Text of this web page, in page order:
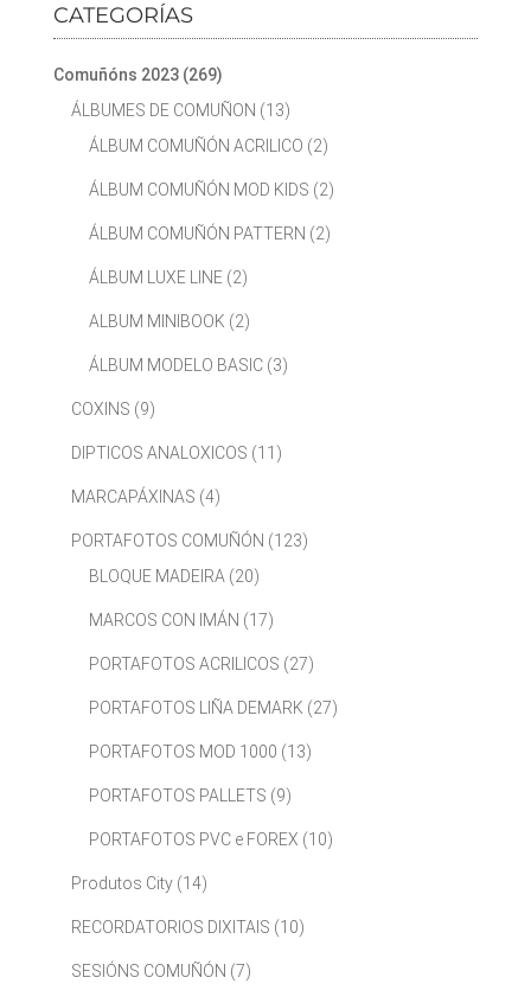
CATEGORÍAS
Comuñóns 2023 (269)
ÁLBUMES DE COMUÑON (13)
ÁLBUM COMUÑÓN ACRILICO (2)
ÁLBUM COMUÑÓN MOD KIDS (2)
ÁLBUM COMUÑÓN PATTERN (2)
ÁLBUM LUXE LINE (2)
ALBUM MINIBOOK (2)
ÁLBUM MODELO BASIC (3)
COXINS (9)
DIPTICOS ANALOXICOS (11)
MARCAPÁXINAS (4)
PORTAFOTOS COMUÑÓN (123)
BLOQUE MADEIRA (20)
MARCOS CON IMÁN (17)
PORTAFOTOS ACRILICOS (27)
PORTAFOTOS LIÑA DEMARK (27)
PORTAFOTOS MOD 1000 (13)
PORTAFOTOS PALLETS (9)
PORTAFOTOS PVC e FOREX (10)
Produtos City (14)
RECORDATORIOS DIXITAIS (10)
SESIÓNS COMUÑÓN (7)